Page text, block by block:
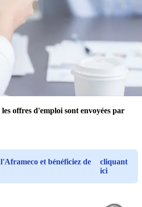
offres d'emploi sont envoyées par
et bénéficiez de
cliquant
ici